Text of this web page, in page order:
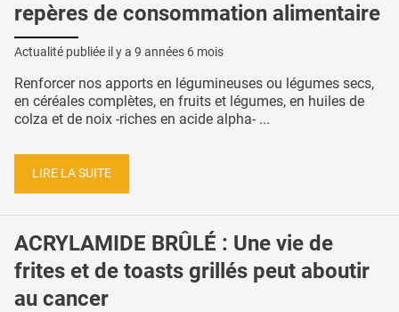
repères de consommation alimentaire
Actualité publiée il y a 9 années 6 mois
Renforcer nos apports en légumineuses ou légumes secs,
en céréales complètes, en fruits et légumes, en huiles de
colza et de noix -riches en acide alpha- ...
LIRE LA SUITE
ACRYLAMIDE BRÛLÉ : Une vie de
frites et de toasts grillés peut aboutir
au cancer